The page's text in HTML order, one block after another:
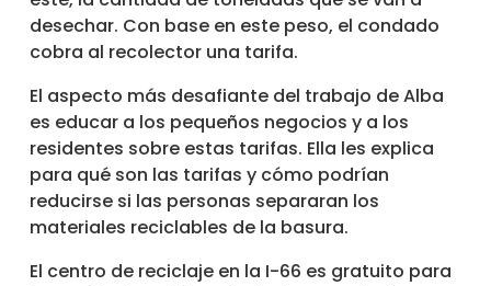
desechar. Con base en este peso, el condado
cobra al recolector una tarifa.
El aspecto más desafiante del trabajo de Alba
es educar a los pequeños negocios y a los
residentes sobre estas tarifas. Ella les explica
para qué son las tarifas y cómo podrían
reducirse si las personas separaran los
materiales reciclables de la basura.
El centro de reciclaje en la I-66 es gratuito para